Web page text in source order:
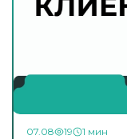
07.08 19 1 мин